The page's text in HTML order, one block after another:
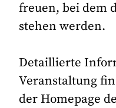
freuen, bei dem
stehen werden.
Detaillierte
Veranstaltung
der Homepage